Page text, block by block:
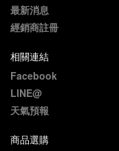
最新消息
經銷商註冊
相關連結
Facebook
LINE@
天氣預報
商品選購